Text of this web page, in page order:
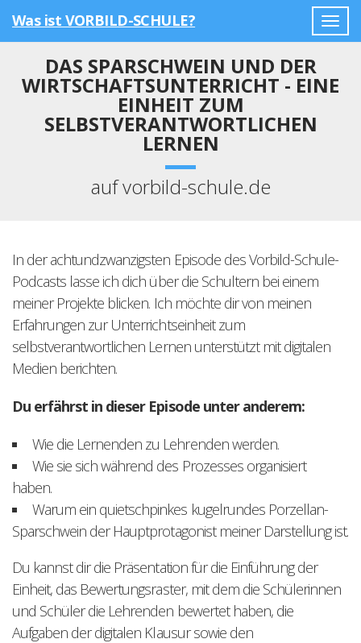
Was ist VORBILD-SCHULE?
DAS SPARSCHWEIN UND DER
WIRTSCHAFTSUNTERRICHT - EINE
EINHEIT ZUM
SELBSTVERANTWORTLICHEN
LERNEN
auf vorbild-schule.de
In der achtundzwanzigsten Episode des Vorbild-Schule-
Podcasts lasse ich dich über die Schultern bei einem
meiner Projekte blicken. Ich möchte dir von meinen
Erfahrungen zur Unterrichtseinheit zum
selbstverantwortlichen Lernen unterstützt mit digitalen
Medien berichten.
Du erfährst in dieser Episode unter anderem:
Wie die Lernenden zu Lehrenden werden.
Wie sie sich während des Prozesses organisiert
haben.
Warum ein quietschpinkes kugelrundes Porzellan-
Sparschwein der Hauptprotagonist meiner Darstellung ist.
Du kannst dir die Präsentation für die Einführung der
Einheit, das Bewertungsraster, mit dem die Schülerinnen
und Schüler die Lehrenden bewertet haben, die
Aufgaben der digitalen Klausur sowie den